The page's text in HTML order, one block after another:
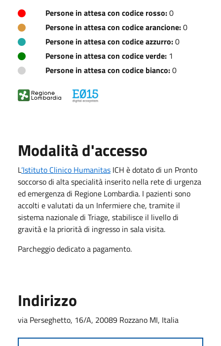
Persone in attesa con codice rosso:0
Persone in attesa con codice arancione:0
Persone in attesa con codice azzurro:0
Persone in attesa con codice verde: 1
Persone in attesa con codice bianco:0
Modalità d'accesso
L’Istituto Clinico Humanitas ICH è dotato di un Pronto
soccorso di alta specialità inserito nella rete di urgenza
ed emergenza di Regione Lombardia. I pazienti sono
accolti e valutati da un Infermiere che, tramite il
sistema nazionale di Triage, stabilisce il livello di
gravità e la priorità di ingresso in sala visita.
Parcheggio dedicato a pagamento.
Indirizzo
via Perseghetto, 16/A, 20089 Rozzano MI, Italia